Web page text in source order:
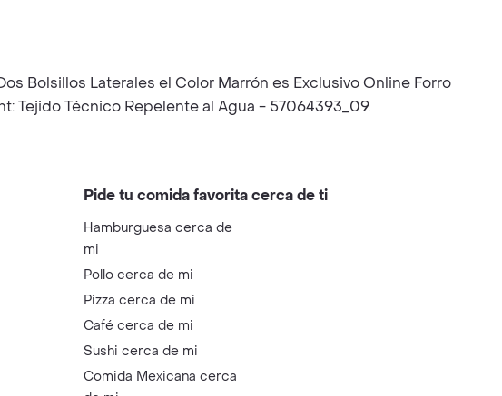
Bolsillos Laterales el Color Marrón es Exclusivo Online Forro
Tejido Técnico Repelente al Agua - 57064393_09.
Pide tu comida favorita cerca de ti
Hamburguesa cerca de
mi
Pollo cerca de mi
Pizza cerca de mi
Café cerca de mi
Sushi cerca de mi
Comida Mexicana cerca